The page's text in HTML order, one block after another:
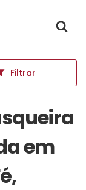
Filtrar
em